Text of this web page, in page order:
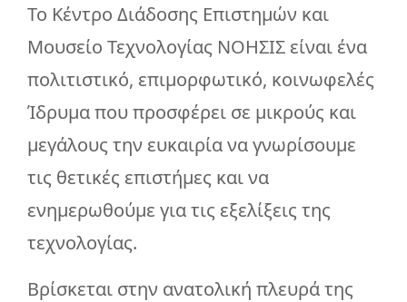
Το Κέντρο Διάδοσης Επιστημών και
Μουσείο Τεχνολογίας ΝΟΗΣΙΣ είναι ένα
πολιτιστικό, επιμορφωτικό, κοινωφελές
Ίδρυμα που προσφέρει σε μικρούς και
μεγάλους την ευκαιρία να γνωρίσουμε
τις θετικές επιστήμες και να
ενημερωθούμε για τις εξελίξεις της
τεχνολογίας.
Βρίσκεται στην ανατολική πλευρά της